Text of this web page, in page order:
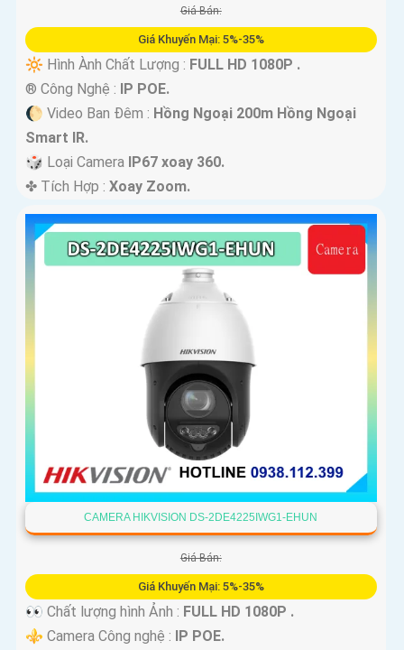
Giá Bán:
Giá Khuyến Mại: 5%-35%
🔆 Hình Ành Chất Lượng : FULL HD 1080P .
®️ Công Nghệ : IP POE.
🌔 Video Ban Đêm : Hồng Ngoại 200m Hồng Ngoại
Smart IR.
🎲 Loại Camera IP67 xoay 360.
️✤ Tích Hợp : Xoay Zoom.
CAMERA HIKVISION DS-2DE4225IWG1-EHUN
Giá Bán:
Giá Khuyến Mại: 5%-35%
️
👀 Chất lượng hình Ảnh : FULL HD 1080P .
⚜️ Camera Công nghệ : IP POE.